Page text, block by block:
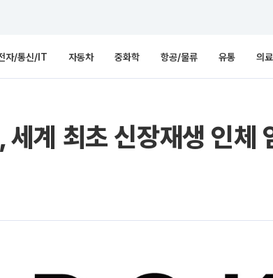
자/통신/IT 자동차 중화학 항공/물류 유통 의
세계 최초 신장재생 인체